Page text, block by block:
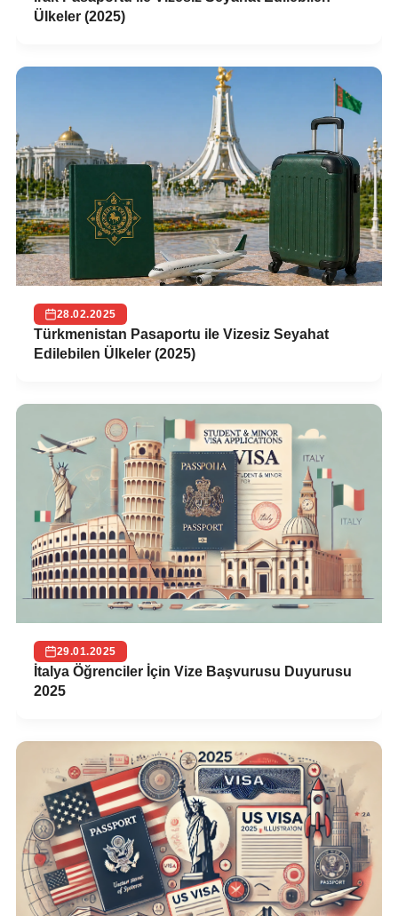
Ülkeler (2025)
28.02.2025
Türkmenistan Pasaportu ile Vizesiz Seyahat
Edilebilen Ülkeler (2025)
29.01.2025
İtalya Öğrenciler İçin Vize Başvurusu Duyurusu
2025